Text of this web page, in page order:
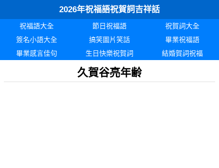
2026年祝福語祝賀詞吉祥話
祝福語大全 節日祝福語
祝賀詞大全
簽名小語大全
搞笑圖片笑話
畢業祝福語
畢業感言佳句
生日快樂祝賀詞 結婚賀詞祝福
久賀谷亮年齢